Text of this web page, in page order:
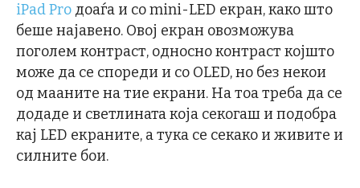
iPad Pro доаѓа и со mini-LED екран, како што
беше најавено. Овој екран овозможува
поголем контраст, односно контраст којшто
може да се спореди и со OLED, но без некои
од мааните на тие екрани. На тоа треба да се
додаде и светлината која секогаш и подобра
кај LED екраните, а тука се секако и живите и
силните бои.